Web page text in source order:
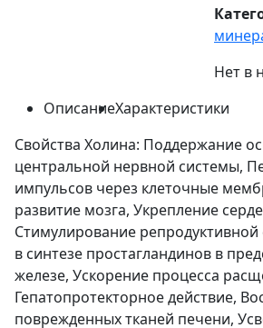
Нет в
ОписаниеХарактеристики
Свойства Холина: Поддержание
центральной нервной системы,
импульсов через клеточные
развитие мозга, Укрепление
Стимулирование
в синтезе простагландинов в
железе, Ускорение процесса
Гепатопротекторное действие,
поврежденных тканей печени,